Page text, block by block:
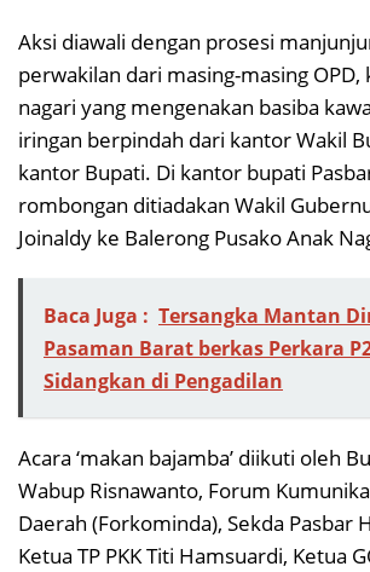
Aksi diawali dengan prosesi
perwakilan dari masing-masing OPD,
nagari yang mengenakan basiba
iringan berpindah dari kantor Wakil
kantor Bupati. Di kantor bupati
rombongan ditiadakan Wakil
Joinaldy ke Balerong Pusako Anak
Baca Juga : Tersangka Mantan
Pasaman Barat berkas Perkara
Sidangkan di Pengadilan
Acara ‘makan bajamba’ diikuti oleh
Wabup Risnawanto, Forum
Daerah (Forkominda), Sekda Pasbar
Ketua TP PKK Titi Hamsuardi, Ketua